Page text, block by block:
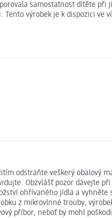
samostatnost dítěte
výrobek je k dispozici
odstraňte veškerý
Obzvlášť pozor dávejte
ohřívaného jídla a
z mikrovlnné trouby,
příbor, neboť by mohl